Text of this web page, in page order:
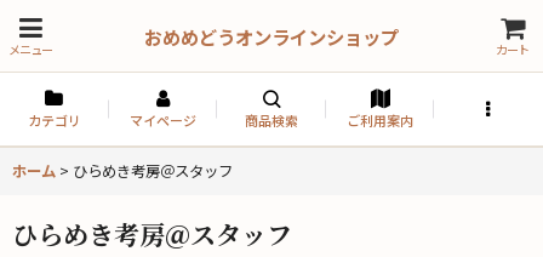
メニュー おめめどうオンラインショップ カート
カテゴリ マイページ 商品検索 ご利用案内
ホーム > ひらめき考房＠スタッフ
ひらめき考房＠スタッフ